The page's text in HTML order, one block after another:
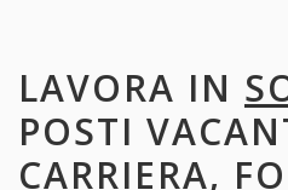
LAVORA IN
POSTI
CARRIERA,